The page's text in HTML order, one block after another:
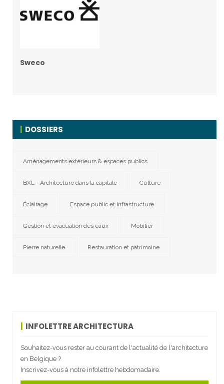
Sweco
DOSSIERS
Aménagements extérieurs & espaces publics
BXL - Architecture dans la capitale Culture
Éclairage Espace public et infrastructure
Gestion et évacuation des eaux Mobilier
Pierre naturelle Restauration et patrimoine
INFOLETTRE ARCHITECTURA
Souhaitez-vous rester au courant de l'actualité de l'architecture
en Belgique ?
Inscrivez-vous à notre infolettre hebdomadaire.